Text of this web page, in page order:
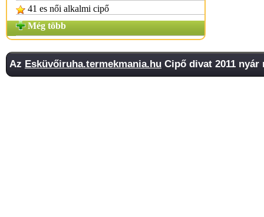
41 es női alkalmi cipő
Még több
Az Esküvőiruha.termekmania.hu Cipő divat 2011